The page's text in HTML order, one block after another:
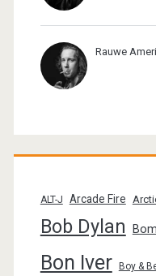
Rauwe
ALT-J Arcade Fire
Bob Dylan
Bon Iver Boy &